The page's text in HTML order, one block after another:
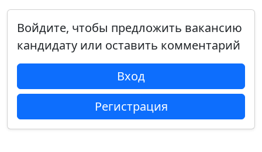
Войдите, чтобы предложить вакансию
кандидату или оставить комментарий
Вход
Регистрация